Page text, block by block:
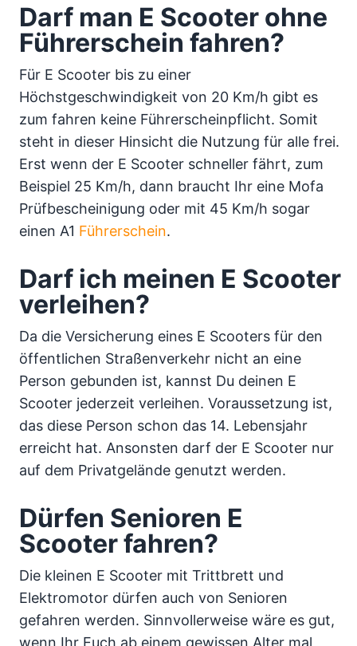
Darf man E Scooter ohne
Führerschein fahren?
Für E Scooter bis zu einer
Höchstgeschwindigkeit von 20 Km/h gibt es
zum fahren keine Führerscheinpflicht. Somit
steht in dieser Hinsicht die Nutzung für alle frei.
Erst wenn der E Scooter schneller fährt, zum
Beispiel 25 Km/h, dann braucht Ihr eine Mofa
Prüfbescheinigung oder mit 45 Km/h sogar
einen A1 Führerschein.
Darf ich meinen E Scooter
verleihen?
Da die Versicherung eines E Scooters für den
öffentlichen Straßenverkehr nicht an eine
Person gebunden ist, kannst Du deinen E
Scooter jederzeit verleihen. Voraussetzung ist,
das diese Person schon das 14. Lebensjahr
erreicht hat. Ansonsten darf der E Scooter nur
auf dem Privatgelände genutzt werden.
Dürfen Senioren E
Scooter fahren?
Die kleinen E Scooter mit Trittbrett und
Elektromotor dürfen auch von Senioren
gefahren werden. Sinnvollerweise wäre es gut,
wenn Ihr Euch ab einem gewissen Alter mal